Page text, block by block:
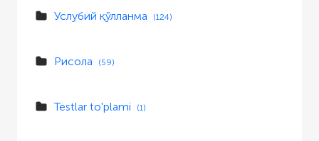
Услубий қўлланма (124)
Рисола (59)
Testlar to'plami (1)